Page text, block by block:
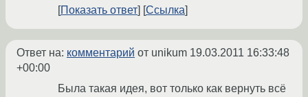
Показать ответ
Ссылка
Ответ на: комментарий от unikum 19.03.2011 16:33:48
+00:00
Была такая идея, вот только как вернуть всё